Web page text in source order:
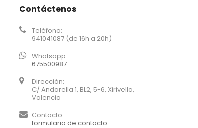
Contáctenos
Teléfono:
941041087 (de 16h a 20h)
Whatsapp:
675500987
Dirección:
C/ Andarella 1, BL2, 5-6, Xirivella,
Valencia
Contacto:
formulario de contacto